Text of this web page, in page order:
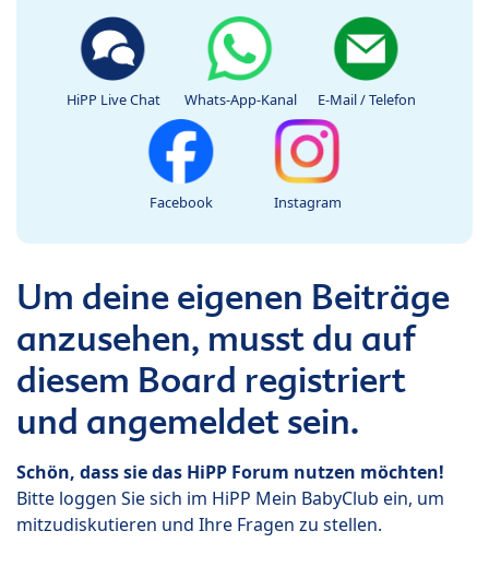
HiPP Live Chat Whats-App-Kanal E-Mail / Telefon
Facebook Instagram
Um deine eigenen Beiträge
anzusehen, musst du auf
diesem Board registriert
und angemeldet sein.
Schön, dass sie das HiPP Forum nutzen möchten!
Bitte loggen Sie sich im HiPP Mein BabyClub ein, um
mitzudiskutieren und Ihre Fragen zu stellen.